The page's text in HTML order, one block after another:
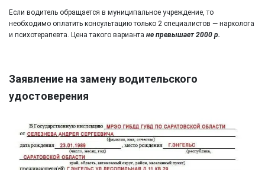
Если водитель обращается в муниципальное учреждение, то
необходимо оплатить консультацию только 2 специалистов — нарколога
и психотерапевта. Цена такого варианта не превышает 2000 р.
Заявление на замену водительского
удостоверения